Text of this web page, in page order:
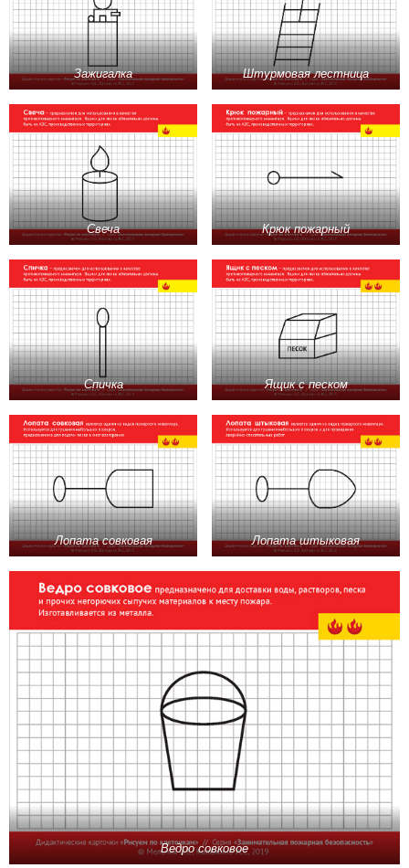
Зажигалка Штурмовая лестница
Свеча Крюк пожарный
Спичка Ящик с песком
Лопата совковая Лопата штыковая
Ведро совковое